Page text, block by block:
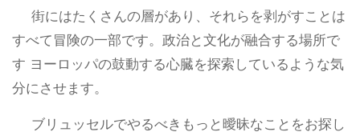
街にはたくさんの層があり、それらを剥がすことは
すべて冒険の一部です。政治と文化が融合する場所で
す ヨーロッパの鼓動する心臓を探索しているような気
分にさせます。
ブリュッセルでやるべきもっと曖昧なことをお探し